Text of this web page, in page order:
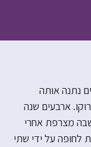
נתנה אותה
ארבעים שנה
של שנות ה-90, מארי שבה מצרפת אחרי
לחופה על ידי שתי